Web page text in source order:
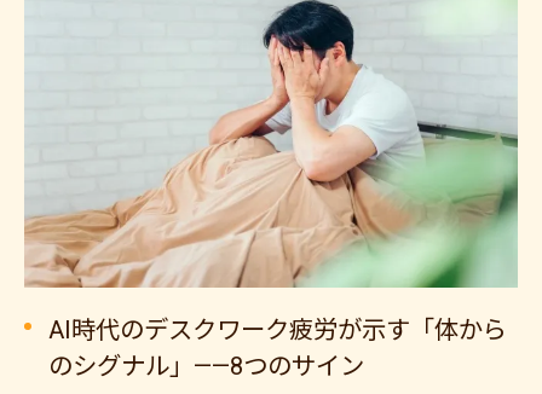
AI時代のデスクワーク疲労が示す「体から
のシグナル」——8つのサイン